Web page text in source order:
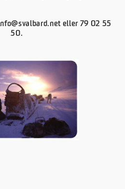
eller 79 02 55
50.